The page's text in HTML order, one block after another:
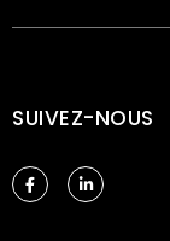
SUIVEZ-NOUS